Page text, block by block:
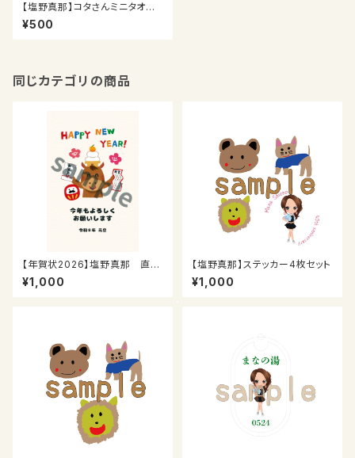
【塩野真那】コタさんミニタオル
【SALE】
¥500
同じカテゴリの商品
【年賀状2026】塩野真那 直筆
年賀状【送料無料】
¥1,000
【塩野真那】ステッカー4枚セット
¥1,000